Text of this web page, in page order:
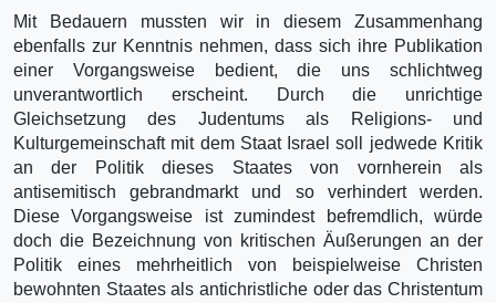
Mit Bedauern mussten wir in diesem Zusammenhang
ebenfalls zur Kenntnis nehmen, dass sich ihre Publikation
einer Vorgangsweise bedient, die uns schlichtweg
unverantwortlich erscheint. Durch die unrichtige
Gleichsetzung des Judentums als Religions- und
Kulturgemeinschaft mit dem Staat Israel soll jedwede Kritik
an der Politik dieses Staates von vornherein als
antisemitisch gebrandmarkt und so verhindert werden.
Diese Vorgangsweise ist zumindest befremdlich, würde
doch die Bezeichnung von kritischen Äußerungen an der
Politik eines mehrheitlich von beispielweise Christen
bewohnten Staates als antichristliche oder das Christentum